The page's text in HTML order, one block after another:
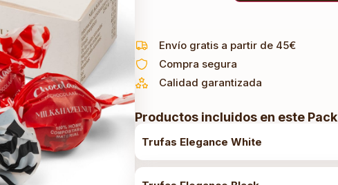
Envío gratis a partir de 45€
Compra segura
Calidad garantizada
Productos incluidos en este Pack
Trufas Elegance White